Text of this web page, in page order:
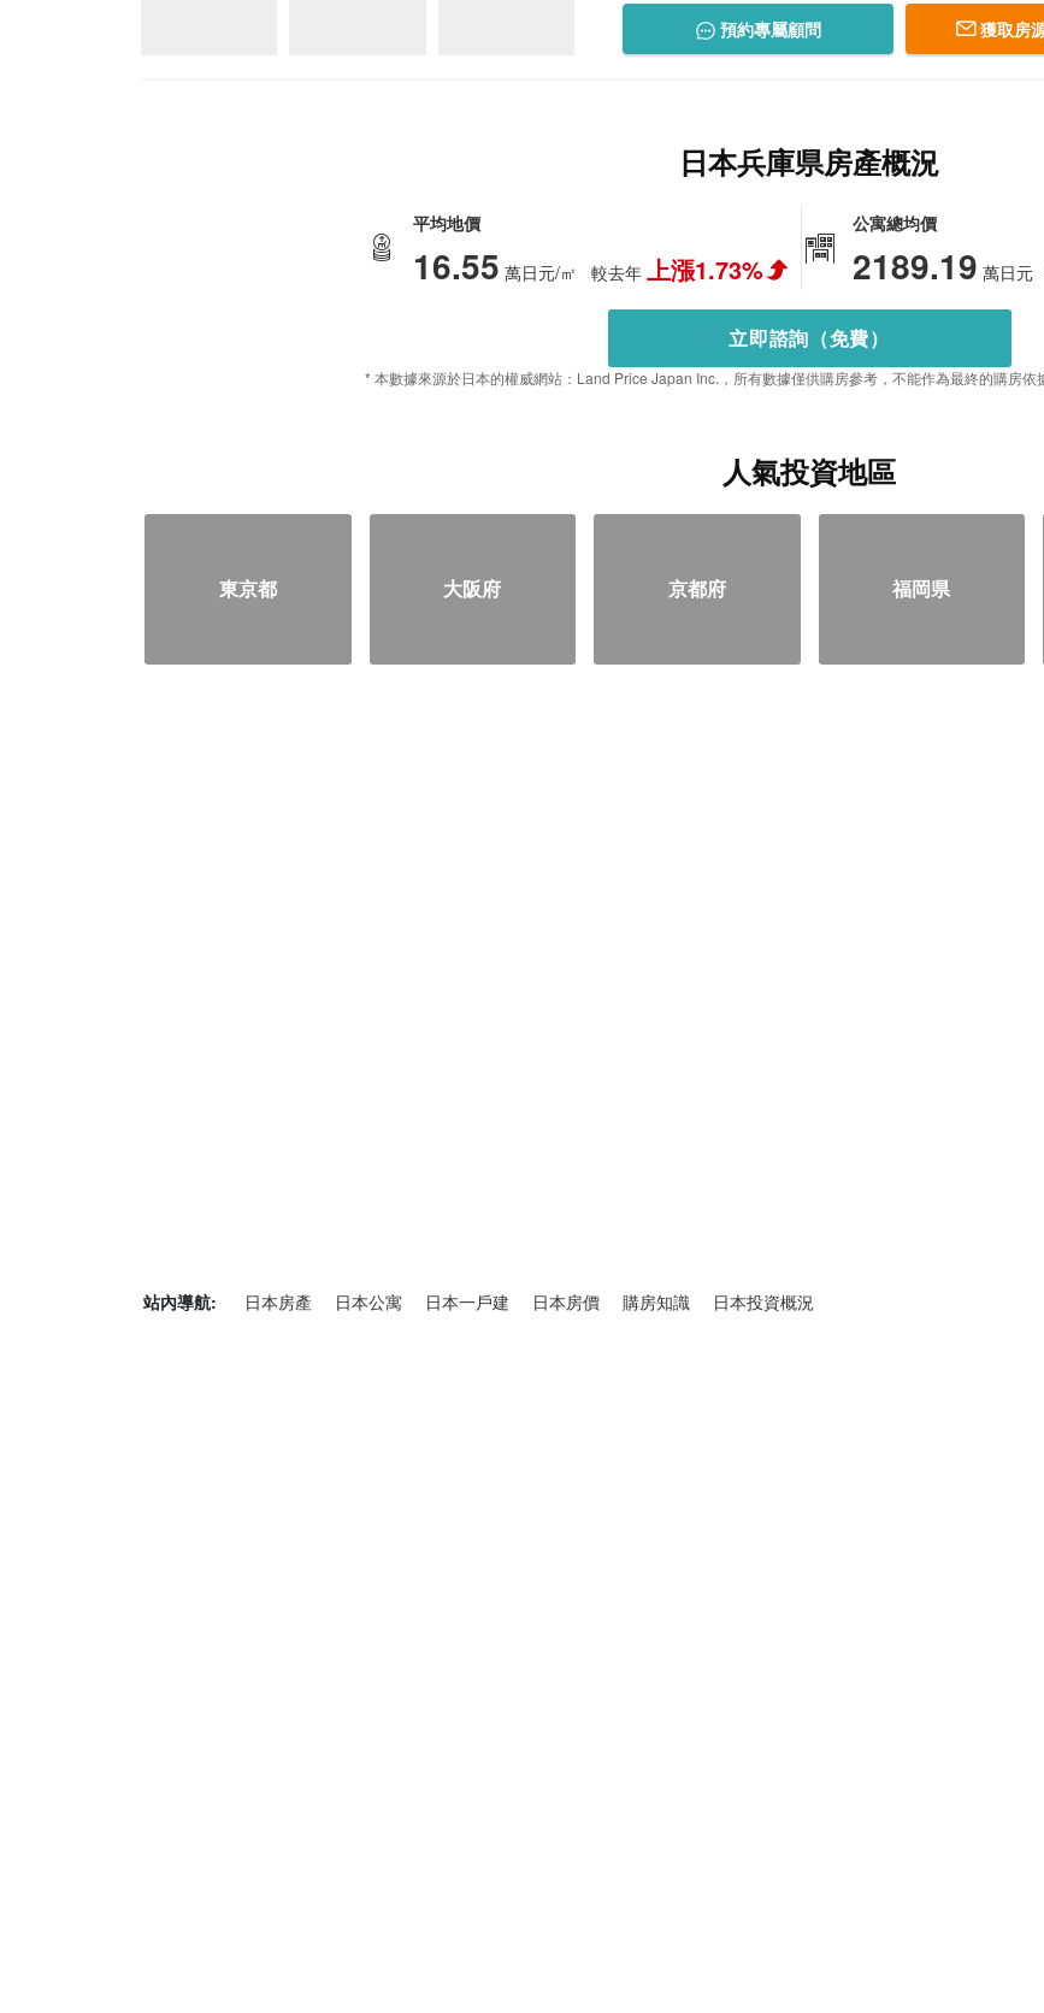
預約專屬顧問 獲取房
日本兵庫県房產概況
平均地價
16.55 萬日元/㎡ 較去年 上漲1.73%
公寓總均價
2189.19 萬日元
立即諮詢（免費）
* 本數據來源於日本的權威網站：Land Price Japan Inc.，所有數據僅供購房參考，不能作為最終的購房依
人氣投資地區
東京都 大阪府 京都府 福岡県
站內導航: 日本房產 日本公寓 日本一戶建 日本房價 購房知識 日本投資概況